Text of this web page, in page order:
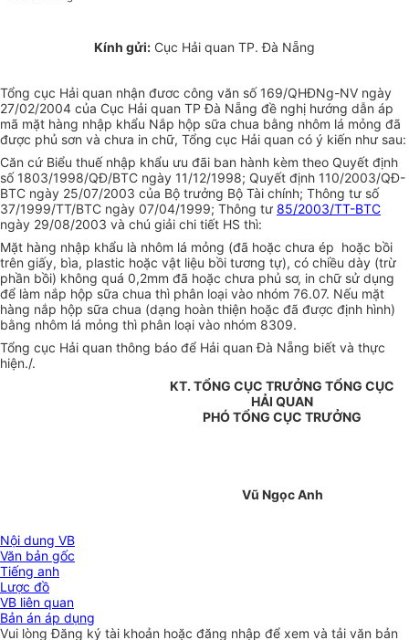
Kính gửi: Cục Hải quan TP. Đà Nẵng
Tổng cục Hải quan nhận đươc công văn số 169/QHĐNg-NV ngày
27/02/2004 của Cục Hải quan TP Đà Nẵng đề nghị hướng dẫn áp
mã mặt hàng nhập khẩu Nắp hộp sữa chua bằng nhôm lá mỏng đã
được phủ sơn và chưa in chữ, Tổng cục Hải quan có ý kiến như sau:
Căn cứ Biểu thuế nhập khẩu ưu đãi ban hành kèm theo Quyết định
số 1803/1998/QĐ/BTC ngày 11/12/1998; Quyết định 110/2003/QĐ-
BTC ngày 25/07/2003 của Bộ trưởng Bộ Tài chính; Thông tư số
37/1999/TT/BTC ngày 07/04/1999; Thông tư 85/2003/TT-BTC
ngày 29/08/2003 và chú giải chi tiết HS thì:
Mặt hàng nhập khẩu là nhôm lá mỏng (đã hoặc chưa ép hoặc bồi
trên giấy, bìa, plastic hoặc vật liệu bồi tương tự), có chiều dày (trừ
phần bồi) không quá 0,2mm đã hoặc chưa phủ sơ, in chữ sử dụng
để làm nắp hộp sữa chua thì phân loại vào nhóm 76.07. Nếu mặt
hàng nắp hộp sữa chua (dạng hoàn thiện hoặc đã được định hình)
bằng nhôm lá mỏng thì phân loại vào nhóm 8309.
Tổng cục Hải quan thông báo để Hải quan Đà Nẵng biết và thực
hiện./.
KT. TỔNG CỤC TRƯỞNG TỔNG CỤC
HẢI QUAN
PHÓ TỔNG CỤC TRƯỞNG
Vũ Ngọc Anh
Nội dung VB
Văn bản gốc
Tiếng anh
Lược đồ
VB liên quan
Bản án áp dụng
Vui lòngĐăng ký tài khoản hoặc đăng nhập để xem và tải văn bản